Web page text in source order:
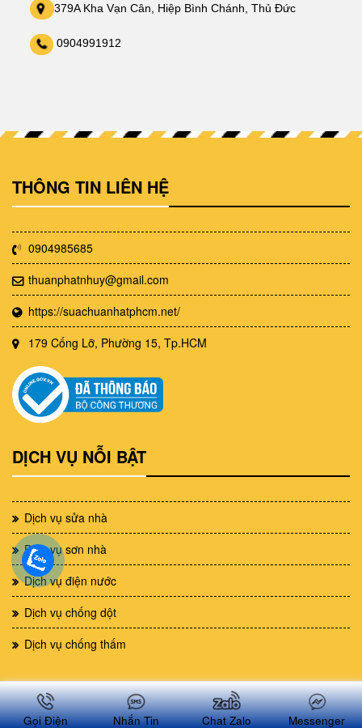
379A Kha Vạn Cân, Hiệp Bình Chánh, Thủ Đức
0904991912
THÔNG TIN LIÊN HỆ
0904985685
thuanphatnhuy@gmail.com
https://suachuanhatphcm.net/
179 Cống Lỡ, Phường 15, Tp.HCM
DỊCH VỤ NỖI BẬT
Dịch vụ sửa nhà
Dịch vụ sơn nhà
Dịch vụ điện nước
Dịch vụ chống dột
Dịch vụ chống thấm
BÀI VIẾT NỖI BẬT
Gọi Điện Nhắn Tin Chat Zalo Messenger